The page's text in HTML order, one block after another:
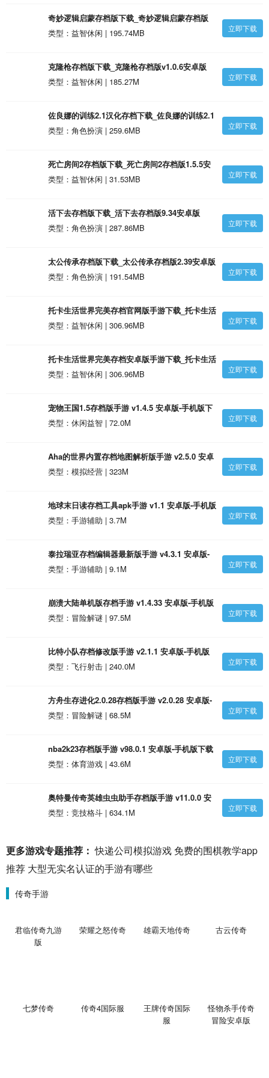
奇妙逻辑启蒙存档版下载_奇妙逻辑启蒙存档版
9.89.59.91安卓版
类型：益智休闲 | 195.74MB 立即下载
克隆枪存档版下载_克隆枪存档版v1.0.6安卓版
类型：益智休闲 | 185.27M
立即下载
佐良娜的训练2.1汉化存档下载_佐良娜的训练2.1
汉化存档v1.18安卓版
类型：角色扮演 | 259.6MB 立即下载
死亡房间2存档版下载_死亡房间2存档版1.5.5安
卓版
类型：益智休闲 | 31.53MB 立即下载
活下去存档版下载_活下去存档版9.34安卓版
类型：角色扮演 | 287.86MB
立即下载
太公传承存档版下载_太公传承存档版2.39安卓版
类型：角色扮演 | 191.54MB
立即下载
托卡生活世界完美存档官网版手游下载_托卡生活
世界完美存档官网版1.4安卓版
类型：益智休闲 | 306.96MB 立即下载
托卡生活世界完美存档安卓版手游下载_托卡生活
世界完美存档安卓版1.4安卓版
类型：益智休闲 | 306.96MB 立即下载
宠物王国1.5存档版手游 v1.4.5 安卓版-手机版下
载
类型：休闲益智 | 72.0M 立即下载
Aha的世界内置存档地图解析版手游 v2.5.0 安卓
版-手机版下载
类型：模拟经营 | 323M 立即下载
地球末日读存档工具apk手游 v1.1 安卓版-手机版
下载
类型：手游辅助 | 3.7M 立即下载
泰拉瑞亚存档编辑器最新版手游 v4.3.1 安卓版-
手机版下载
类型：手游辅助 | 9.1M 立即下载
崩溃大陆单机版存档手游 v1.4.33 安卓版-手机版
下载
类型：冒险解谜 | 97.5M 立即下载
比特小队存档修改版手游 v2.1.1 安卓版-手机版
下载
类型：飞行射击 | 240.0M 立即下载
方舟生存进化2.0.28存档版手游 v2.0.28 安卓版-
手机版下载
类型：冒险解谜 | 68.5M 立即下载
nba2k23存档版手游 v98.0.1 安卓版-手机版下载
类型：体育游戏 | 43.6M
立即下载
奥特曼传奇英雄虫虫助手存档版手游 v11.0.0 安
卓版-手机版下载
类型：竞技格斗 | 634.1M 立即下载
更多游戏专题推荐： 快递公司模拟游戏 免费的围棋教学app
推荐 大型无实名认证的手游有哪些
传奇手游
君临传奇九游
版
荣耀之怒传奇 雄霸天地传奇 古云传奇
七梦传奇 传奇4国际服
王牌传奇国际
服
怪物杀手传奇
冒险安卓版